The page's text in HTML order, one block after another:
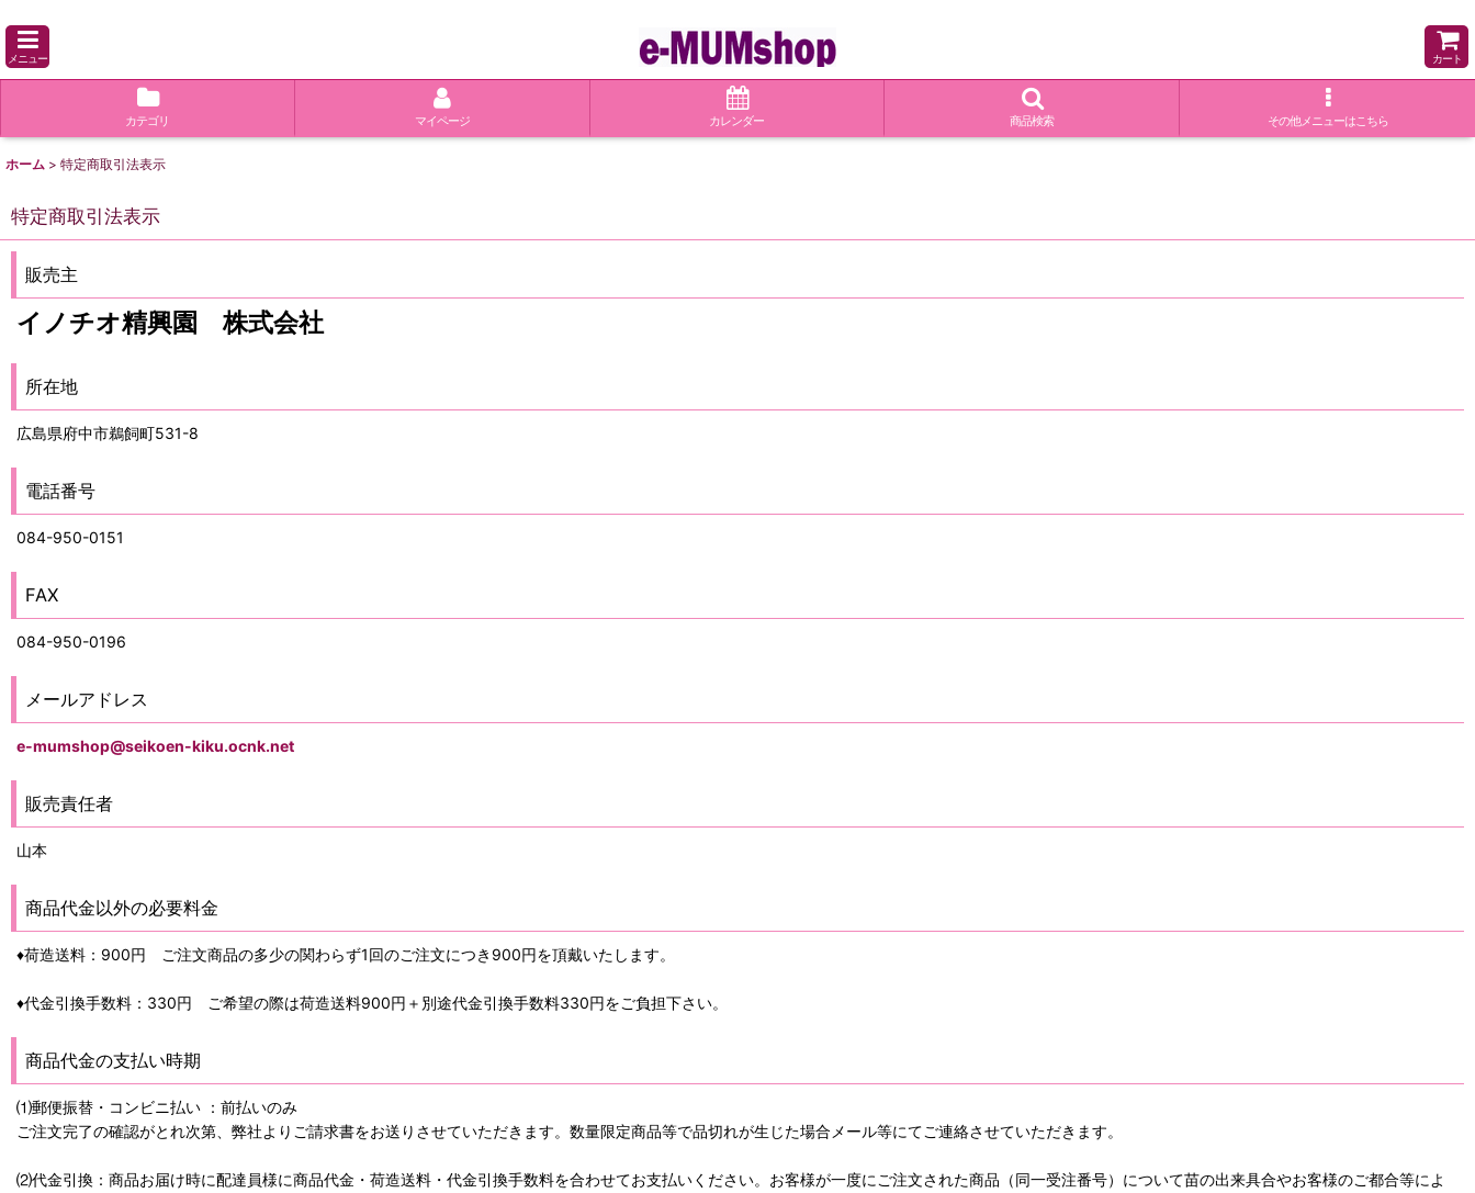
メニュー カート
カテゴリ マイページ カレンダー 商品検索 その他メニューはこちら
ホーム > 特定商取引法表示
特定商取引法表示
販売主
イノチオ精興園 株式会社
所在地
広島県府中市鵜飼町531-8
電話番号
084-950-0151
FAX
084-950-0196
メールアドレス
e-mumshop@seikoen-kiku.ocnk.net
販売責任者
山本
商品代金以外の必要料金
♦荷造送料：900円 ご注文商品の多少の関わらず1回のご注文につき900円を頂戴いたします。
♦代金引換手数料：330円 ご希望の際は荷造送料900円＋別途代金引換手数料330円をご負担下さい。
商品代金の支払い時期
⑴郵便振替・コンビニ払い ：前払いのみ
ご注文完了の確認がとれ次第、弊社よりご請求書をお送りさせていただきます。数量限定商品等で品切れが生じた場合メール等にてご連絡させていただきます。
⑵代金引換：商品お届け時に配達員様に商品代金・荷造送料・代金引換手数料を合わせてお支払いください。お客様が一度にご注文された商品（同一受注番号）について苗の出来具合やお客様のご都合等によ